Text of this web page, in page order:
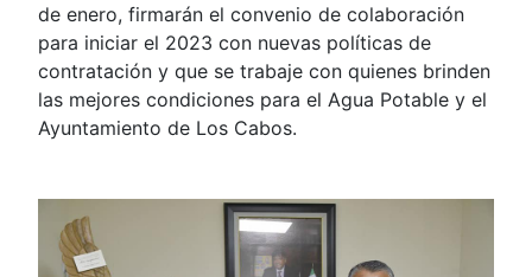
de enero, firmarán el convenio de colaboración
para iniciar el 2023 con nuevas políticas de
contratación y que se trabaje con quienes brinden
las mejores condiciones para el Agua Potable y el
Ayuntamiento de Los Cabos.